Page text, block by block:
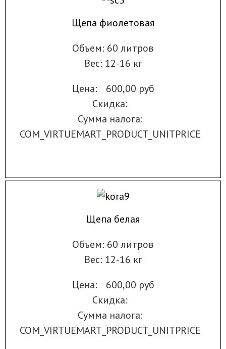
Щепа фиолетовая
Объем: 60 литров
Вес: 12-16 кг
Цена:
600,00 руб
Скидка:
Сумма налога:
COM_VIRTUEMART_PRODUCT_UNITPRICE
Щепа белая
Объем: 60 литров
Вес: 12-16 кг
Цена:
600,00 руб
Скидка:
Сумма налога:
COM_VIRTUEMART_PRODUCT_UNITPRICE